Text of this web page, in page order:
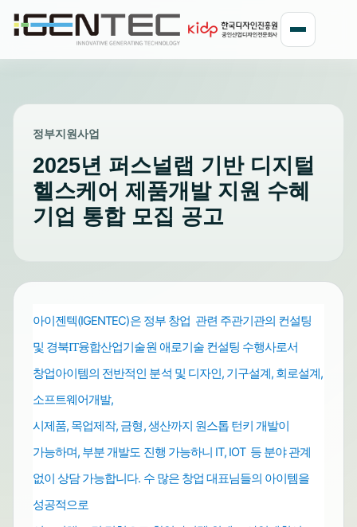
정부지원사업
2025년 퍼스널랩 기반 디지털
헬스케어 제품개발 지원 수혜
기업 통합 모집 공고
아이젠텍(IGENTEC)은 정부 창업 관련 주관기관의 컨설팅
및 경북IT융합산업기술원 애로기술 컨설팅 수행사로서
창업아이템의 전반적인 분석 및 디자인, 기구설계, 회로설계,
소프트웨어개발,
시제품, 목업제작, 금형, 생산까지 원스톱 턴키 개발이
가능하며, 부분 개발도 진행 가능하니 IT, IOT 등 분야 관계
없이 상담 가능합니다. 수 많은 창업 대표님들의 아이템을
성공적으로